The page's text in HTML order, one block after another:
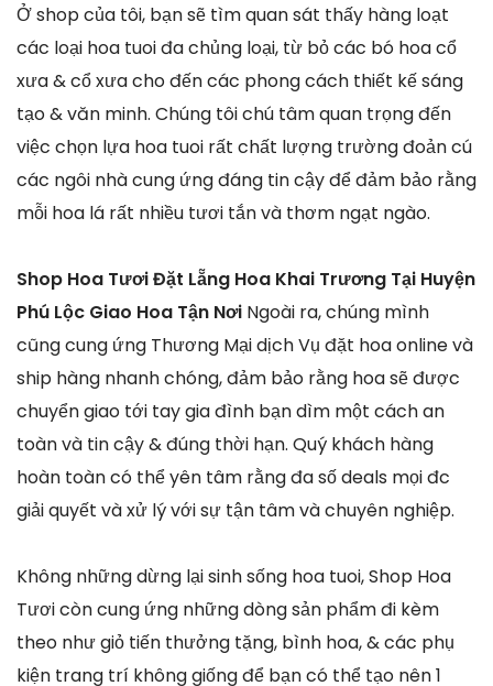
Ở shop của tôi, bạn sẽ tìm quan sát thấy hàng loạt
các loại hoa tuoi đa chủng loại, từ bỏ các bó hoa cổ
xưa & cổ xưa cho đến các phong cách thiết kế sáng
tạo & văn minh. Chúng tôi chú tâm quan trọng đến
việc chọn lựa hoa tuoi rất chất lượng trường đoản cú
các ngôi nhà cung ứng đáng tin cậy để đảm bảo rằng
mỗi hoa lá rất nhiều tươi tắn và thơm ngạt ngào.
Shop Hoa Tươi Đặt Lẵng Hoa Khai Trương Tại Huyện
Phú Lộc Giao Hoa Tận Nơi Ngoài ra, chúng mình
cũng cung ứng Thương Mại dịch Vụ đặt hoa online và
ship hàng nhanh chóng, đảm bảo rằng hoa sẽ được
chuyển giao tới tay gia đình bạn dìm một cách an
toàn và tin cậy & đúng thời hạn. Quý khách hàng
hoàn toàn có thể yên tâm rằng đa số deals mọi đc
giải quyết và xử lý với sự tận tâm và chuyên nghiệp.
Không những dừng lại sinh sống hoa tuoi, Shop Hoa
Tươi còn cung ứng những dòng sản phẩm đi kèm
theo như giỏ tiến thưởng tặng, bình hoa, & các phụ
kiện trang trí không giống để bạn có thể tạo nên 1